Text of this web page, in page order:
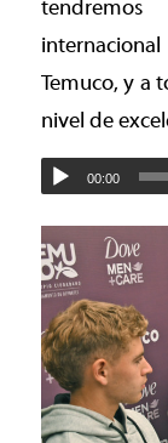
Temuco, y a
nivel de
00:00